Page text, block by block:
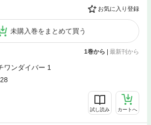
お気に入り登録
未購入巻をまとめて買う
1巻から 最新刊から
ワンダイバー 1
試し読み カートへ